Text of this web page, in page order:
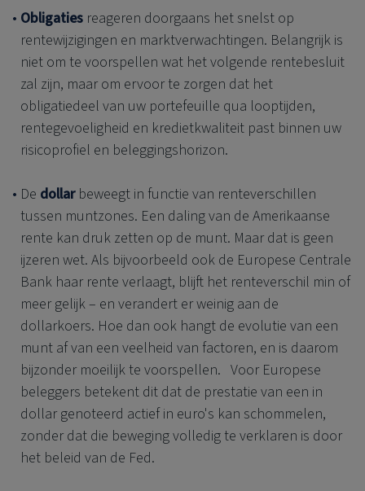
Obligaties reageren doorgaans het snelst op
rentewijzigingen en marktverwachtingen. Belangrijk is
niet om te voorspellen wat het volgende rentebesluit
zal zijn, maar om ervoor te zorgen dat het
obligatiedeel van uw portefeuille qua looptijden,
rentegevoeligheid en kredietkwaliteit past binnen uw
risicoprofiel en beleggingshorizon.
De dollar beweegt in functie van renteverschillen
tussen muntzones. Een daling van de Amerikaanse
rente kan druk zetten op de munt. Maar dat is geen
ijzeren wet. Als bijvoorbeeld ook de Europese Centrale
Bank haar rente verlaagt, blijft het renteverschil min of
meer gelijk – en verandert er weinig aan de
dollarkoers. Hoe dan ook hangt de evolutie van een
munt af van een veelheid van factoren, en is daarom
bijzonder moeilijk te voorspellen. Voor Europese
beleggers betekent dit dat de prestatie van een in
dollar genoteerd actief in euro's kan schommelen,
zonder dat die beweging volledig te verklaren is door
het beleid van de Fed.